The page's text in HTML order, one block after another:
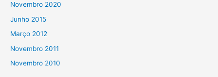
Novembro 2020
Junho 2015
Março 2012
Novembro 2011
Novembro 2010